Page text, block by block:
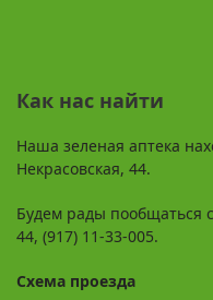
Как нас найти
Наша зеленая аптека
Некрасовская, 44.
Будем рады пообщаться
44, (917) 11-33-005.
Схема проезда